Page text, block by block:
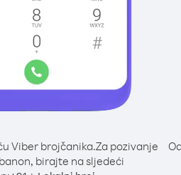
Viber brojčanika.Za pozivanje
birajte na sljedeći